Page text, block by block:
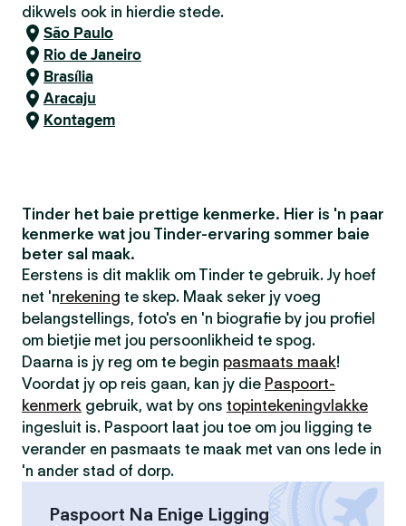
dikwels ook in hierdie stede.
São Paulo
Rio de Janeiro
Brasília
Aracaju
Kontagem
Tinder het baie prettige kenmerke. Hier is 'n paar
kenmerke wat jou Tinder-ervaring sommer baie
beter sal maak.
Eerstens is dit maklik om Tinder te gebruik. Jy hoef
net 'nrekening te skep. Maak seker jy voeg
belangstellings, foto's en 'n biografie by jou profiel
om bietjie met jou persoonlikheid te spog.
Daarna is jy reg om te begin pasmaats maak!
Voordat jy op reis gaan, kan jy die Paspoort-
kenmerk gebruik, wat by ons topintekeningvlakke
ingesluit is. Paspoort laat jou toe om jou ligging te
verander en pasmaats te maak met van ons lede in
'n ander stad of dorp.
Paspoort Na Enige Ligging